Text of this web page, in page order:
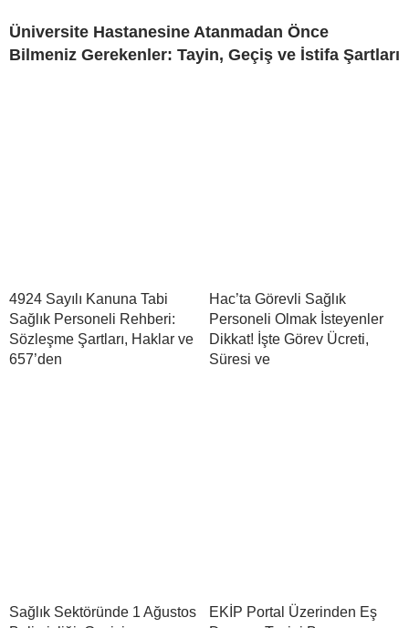
Üniversite Hastanesine Atanmadan Önce
Bilmeniz Gerekenler: Tayin, Geçiş ve İstifa Şartları
4924 Sayılı Kanuna Tabi
Sağlık Personeli Rehberi:
Sözleşme Şartları, Haklar ve
657’den
Hac’ta Görevli Sağlık
Personeli Olmak İsteyenler
Dikkat! İşte Görev Ücreti,
Süresi ve
Sağlık Sektöründe 1 Ağustos
EKİP Portal Üzerinden Eş